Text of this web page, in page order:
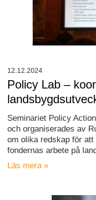
Policy Lab –
Seminariet Policy
och organiserades av
om olika redskap för
fondernas arbete på
Läs mera »
12.12.2024